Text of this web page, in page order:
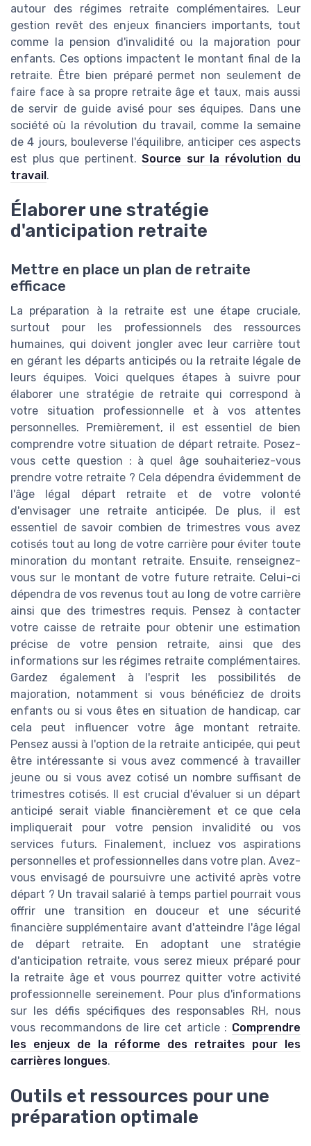
autour des régimes retraite complémentaires. Leur
gestion revêt des enjeux financiers importants, tout
comme la pension d'invalidité ou la majoration pour
enfants. Ces options impactent le montant final de la
retraite. Être bien préparé permet non seulement de
faire face à sa propre retraite âge et taux, mais aussi
de servir de guide avisé pour ses équipes. Dans une
société où la révolution du travail, comme la semaine
de 4 jours, bouleverse l'équilibre, anticiper ces aspects
est plus que pertinent. Source sur la révolution du
travail.
Élaborer une stratégie
d'anticipation retraite
Mettre en place un plan de retraite
efficace
La préparation à la retraite est une étape cruciale,
surtout pour les professionnels des ressources
humaines, qui doivent jongler avec leur carrière tout
en gérant les départs anticipés ou la retraite légale de
leurs équipes. Voici quelques étapes à suivre pour
élaborer une stratégie de retraite qui correspond à
votre situation professionnelle et à vos attentes
personnelles. Premièrement, il est essentiel de bien
comprendre votre situation de départ retraite. Posez-
vous cette question : à quel âge souhaiteriez-vous
prendre votre retraite ? Cela dépendra évidemment de
l'âge légal départ retraite et de votre volonté
d'envisager une retraite anticipée. De plus, il est
essentiel de savoir combien de trimestres vous avez
cotisés tout au long de votre carrière pour éviter toute
minoration du montant retraite. Ensuite, renseignez-
vous sur le montant de votre future retraite. Celui-ci
dépendra de vos revenus tout au long de votre carrière
ainsi que des trimestres requis. Pensez à contacter
votre caisse de retraite pour obtenir une estimation
précise de votre pension retraite, ainsi que des
informations sur les régimes retraite complémentaires.
Gardez également à l'esprit les possibilités de
majoration, notamment si vous bénéficiez de droits
enfants ou si vous êtes en situation de handicap, car
cela peut influencer votre âge montant retraite.
Pensez aussi à l'option de la retraite anticipée, qui peut
être intéressante si vous avez commencé à travailler
jeune ou si vous avez cotisé un nombre suffisant de
trimestres cotisés. Il est crucial d'évaluer si un départ
anticipé serait viable financièrement et ce que cela
impliquerait pour votre pension invalidité ou vos
services futurs. Finalement, incluez vos aspirations
personnelles et professionnelles dans votre plan. Avez-
vous envisagé de poursuivre une activité après votre
départ ? Un travail salarié à temps partiel pourrait vous
offrir une transition en douceur et une sécurité
financière supplémentaire avant d'atteindre l'âge légal
de départ retraite. En adoptant une stratégie
d'anticipation retraite, vous serez mieux préparé pour
la retraite âge et vous pourrez quitter votre activité
professionnelle sereinement. Pour plus d'informations
sur les défis spécifiques des responsables RH, nous
vous recommandons de lire cet article : Comprendre
les enjeux de la réforme des retraites pour les
carrières longues.
Outils et ressources pour une
préparation optimale